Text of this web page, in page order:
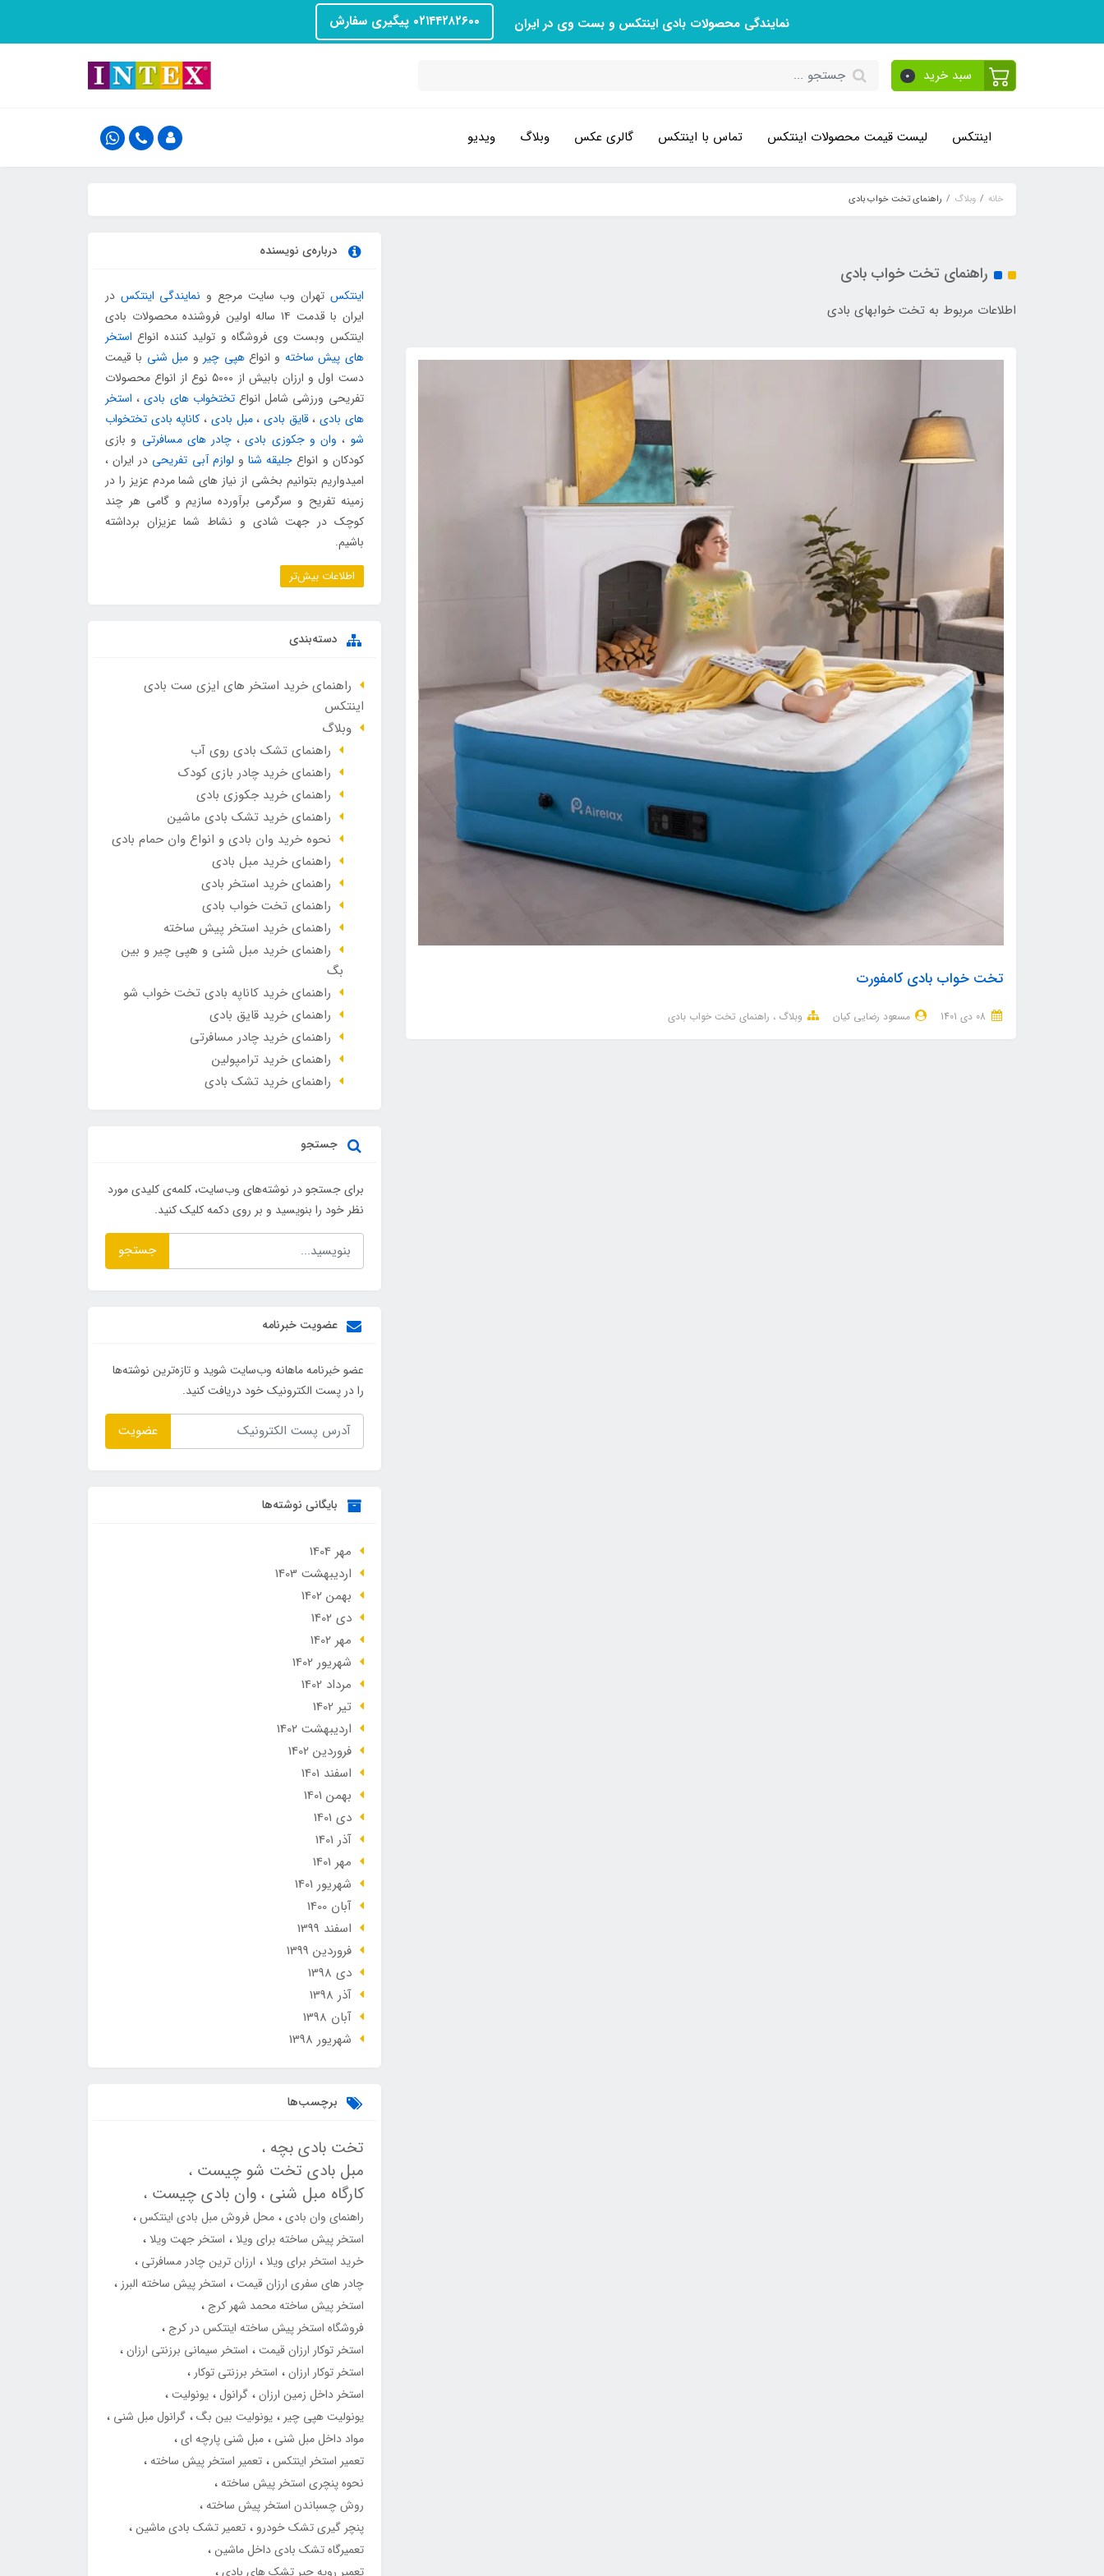
نمایندگی محصولات بادی اینتکس و بست وی در ایران ۰۲۱۴۴۲۸۲۶۰۰ پیگیری سفارش
سبد خرید 0
اینتکس لیست قیمت محصولات اینتکس تماس با اینتکس گالری عکس وبلاگ ویدیو
خانه وبلاگ راهنمای تخت خواب بادی
راهنمای تخت خواب بادی
اطلاعات مربوط به تخت خوابهای بادی
تخت خواب بادی کامفورت
مسعود رضایی کیان وبلاگ راهنمای تخت خواب بادی
درباره‌ی نویسنده
اینتکس تهران وب سایت مرجع و نمایندگی اینتکس در
ایران با قدمت ۱۴ ساله اولین فروشنده محصولات بادی
اینتکس وبست وی فروشگاه و تولید کننده انواع استخر
های پیش ساخته و انواعهپی چیر و مبل شنی با قیمت
دست اول و ارزان بابیش از ۵۰۰۰ نوع از انواع محصولات
تفریحی ورزشی شامل انواعتختخواب های بادی، استخر
های بادی،قایق بادی ،مبل بادی ، کاناپه بادی تختخواب
شو ، وان و جکوزی بادی،چادر های مسافرتی و بازی
کودکان و انواع جلیقه شناو لوازم آبی تفریحی در ایران ،
امیدواریم بتوانیم بخشی از نیاز های شما مردم عزیز را در
زمینه تفریح و سرگرمی برآورده سازیم و گامی هر چند
کوچک در جهت شادی و نشاط شما عزیزان برداشته
باشیم.
اطلاعات بیش‌تر
دسته‌بندی
راهنمای خرید استخر های ایزی ست بادی
اینتکس
وبلاگ
راهنمای تشک بادی روی آب
راهنمای خرید چادر بازی کودک
راهنمای خرید جکوزی بادی
راهنمای خرید تشک بادی ماشین
نحوه خرید وان بادی و انواع وان حمام بادی
راهنمای خرید مبل بادی
راهنمای خرید استخر بادی
راهنمای تخت خواب بادی
راهنمای خرید استخر پیش ساخته
راهنمای خرید مبل شنی و هپی چیر و بین
بگ
راهنمای خرید کاناپه بادی تخت خواب شو
راهنمای خرید قایق بادی
راهنمای خرید چادر مسافرتی
راهنمای خرید ترامپولین
راهنمای خرید تشک بادی
جستجو
برای جستجو در نوشته‌های وب‌سایت، کلمه‌ی کلیدی مورد
نظر خود را بنویسید و بر روی دکمه کلیک کنید.
جستجو
عضویت خبرنامه
عضو خبرنامه ماهانه وب‌سایت شوید و تازه‌ترین نوشته‌ها
را در پست الکترونیک خود دریافت کنید.
عضویت
بایگانی نوشته‌ها
مهر 1404
ارديبهشت 1403
بهمن 1402
دی 1402
مهر 1402
شهریور 1402
مرداد 1402
تير 1402
ارديبهشت 1402
فروردین 1402
اسفند 1401
بهمن 1401
دی 1401
آذر 1401
مهر 1401
شهریور 1401
آبان 1400
اسفند 1399
فروردین 1399
دی 1398
آذر 1398
آبان 1398
شهریور 1398
برچسب‌ها
تخت بادی بچه
مبل بادی تخت شو چیست
کارگاه مبل شنی وان بادی چیست
راهنمای وان بادی محل فروش مبل بادی اینتکس
استخر پیش ساخته برای ویلا استخر جهت ویلا
خرید استخر برای ویلا ارزان ترین چادر مسافرتی
چادر های سفری ارزان قیمت استخر پیش ساخته البرز
استخر پیش ساخته محمد شهر کرج
فروشگاه استخر پیش ساخته اینتکس در کرج
استخر توکار ارزان قیمت استخر سیمانی برزنتی ارزان
استخر توکار ارزان استخر برزنتی توکار
استخر داخل زمین ارزان گرانول یونولیت
یونولیت هپی چیر یونولیت بین بگ گرانول مبل شنی
مواد داخل مبل شنی مبل شنی پارچه ای
تعمیر استخر اینتکس تعمیر استخر پیش ساخته
نحوه پنچری استخر پیش ساخته
روش چسباندن استخر پیش ساخته
پنچر گیری تشک خودرو تعمیر تشک بادی ماشین
تعمیرگاه تشک بادی داخل ماشین
تعمیر رویه جیر تشک های بادی